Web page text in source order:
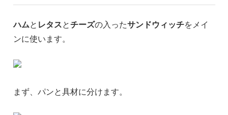
ハムと レタスとチーズの入ったサンドウィッチをメイ
ンに使います。
まず、パンと具材に分けます。